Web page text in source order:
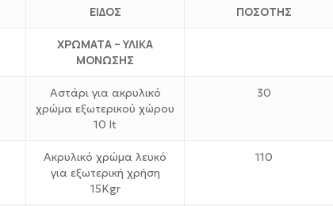
ΕΙΔΟΣ ΠΟΣΟΤΗΣ
ΧΡΩΜΑΤΑ – ΥΛΙΚΑ
ΜΟΝΩΣΗΣ
Αστάρι για ακρυλικό
χρώμα εξωτερικού χώρου
10 lt
30
Ακρυλικό χρώμα λευκό
για εξωτερική χρήση
15Kgr
110